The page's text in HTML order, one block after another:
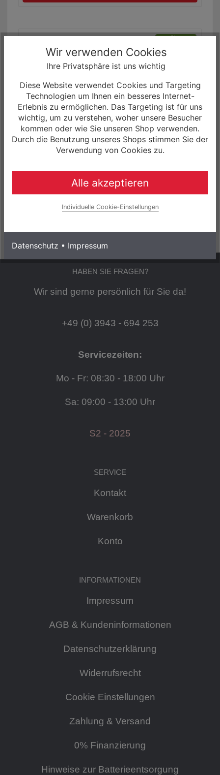
R Raymon UrbanRay 2.0 Urban Bike
1.029,00 €
ab 8,32 € / Monat
HABEN SIE FRAGEN?
Wir sind gerne persönlich für Sie da!
+49 (0) 3943 - 694 253
Servicezeiten:
Mo - Fr: 08:30 - 18:00 Uhr
Sa: 09:00 - 13:00 Uhr
S2 - 2025
SERVICE
Kontakt
Warenkorb
Konto
INFORMATIONEN
Impressum
AGB & Kundeninformationen
Datenschutzerklärung
Widerrufsrecht
Cookie Einstellungen
Zahlung & Versand
0% Finanzierung
Hinweise zur Batterieentsorgung
Wir verwenden Cookies
Ihre Privatsphäre ist uns wichtig
Diese Website verwendet Cookies und Targeting
Technologien um Ihnen ein besseres Internet-
Erlebnis zu ermöglichen. Das Targeting ist für uns
wichtig, um zu verstehen, woher unsere Besucher
kommen oder wie Sie unseren Shop verwenden.
Durch die Benutzung unseres Shops stimmen Sie der
Verwendung von Cookies zu.
Alle akzeptieren
Individuelle Cookie-Einstellungen
Datenschutz • Impressum